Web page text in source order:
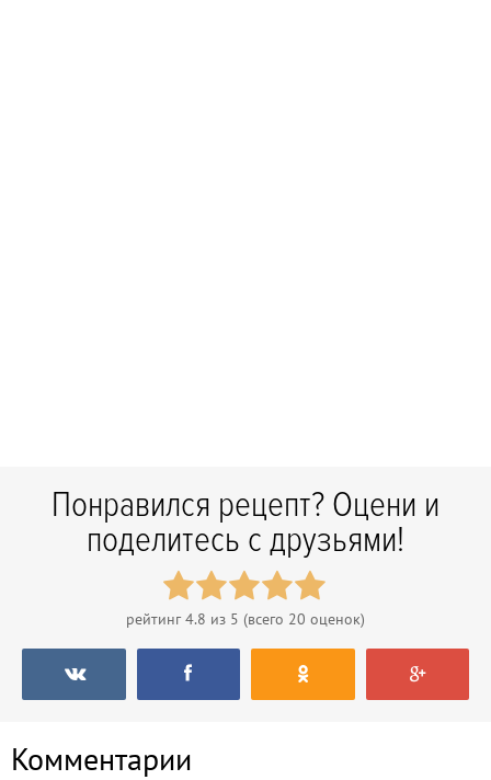
Понравился рецепт? Оцени и
поделитесь с друзьями!
рейтинг4.8 из 5 (всего 20 оценок)
Комментарии